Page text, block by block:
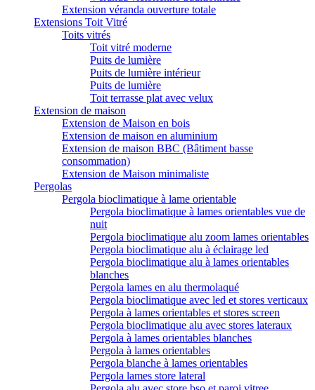
Extension véranda ouverture totale
Extensions Toit Vitré
Toits vitrés
Toit vitré moderne
Puits de lumière
Puits de lumière intérieur
Puits de lumière
Toit terrasse plat avec velux
Extension de maison
Extension de Maison en bois
Extension de maison en aluminium
Extension de maison BBC (Bâtiment basse
consommation)
Extension de Maison minimaliste
Pergolas
Pergola bioclimatique à lame orientable
Pergola bioclimatique à lames orientables vue de
nuit
Pergola bioclimatique alu zoom lames orientables
Pergola bioclimatique alu à éclairage led
Pergola bioclimatique alu à lames orientables
blanches
Pergola lames en alu thermolaqué
Pergola bioclimatique avec led et stores verticaux
Pergola à lames orientables et stores screen
Pergola bioclimatique alu avec stores lateraux
Pergola à lames orientables blanches
Pergola à lames orientables
Pergola blanche à lames orientables
Pergola lames store lateral